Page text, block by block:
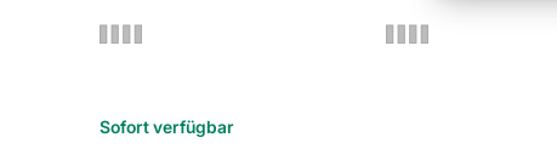
Sofort verfügbar